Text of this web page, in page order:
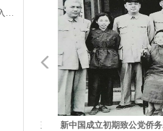
广东创新实施“侨助广东高质量发展行动”（2023—2025年） 凝聚侨心侨智侨力 为高质量发展注入“侨动力”
新中国成立初期致公党侨